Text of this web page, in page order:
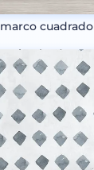
cuadrado